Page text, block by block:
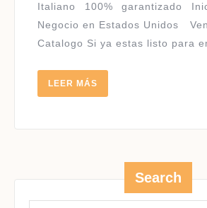
Italiano 100% garantizado
Negocio en Estados Unidos
Catalogo Si ya estas listo para
LEER MÁS
MÁS
Search